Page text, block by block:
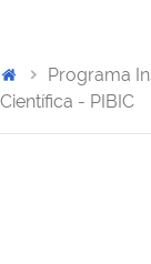
Programa
Científica - PIBIC